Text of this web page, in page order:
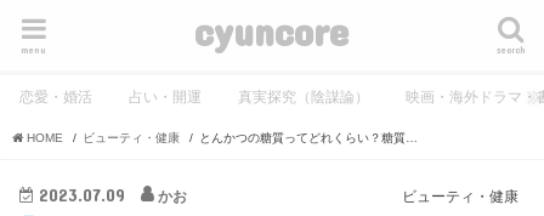
cyuncore search
menu
恋愛・婚活 占い・開運 真実探究（陰謀論） 映画・海外ドラマ・
HOME ビューティ・健康
ビューティ・健康
2023.07.09
かお